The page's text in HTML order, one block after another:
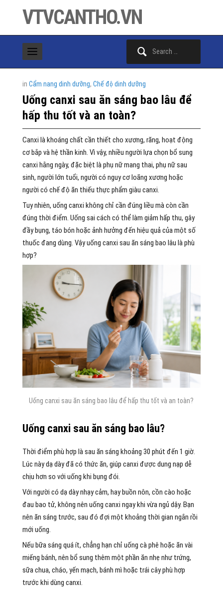
VTVCANTHO.VN
in Cẩm nang dinh dưỡng, Chế độ dinh dưỡng
Uống canxi sau ăn sáng bao lâu để
hấp thu tốt và an toàn?
Canxi là khoáng chất cần thiết cho xương, răng, hoạt động
cơ bắp và hệ thần kinh. Vì vậy, nhiều người lựa chọn bổ sung
canxi hằng ngày, đặc biệt là phụ nữ mang thai, phụ nữ sau
sinh, người lớn tuổi, người có nguy cơ loãng xương hoặc
người có chế độ ăn thiếu thực phẩm giàu canxi.
Tuy nhiên, uống canxi không chỉ cần đúng liều mà còn cần
đúng thời điểm. Uống sai cách có thể làm giảm hấp thu, gây
đầy bụng, táo bón hoặc ảnh hưởng đến hiệu quả của một số
thuốc đang dùng. Vậy uống canxi sau ăn sáng bao lâu là phù
hợp?
Uống canxi sau ăn sáng bao lâu để hấp thu tốt và an toàn?
Uống canxi sau ăn sáng bao lâu?
Thời điểm phù hợp là sau ăn sáng khoảng 30 phút đến 1 giờ.
Lúc này dạ dày đã có thức ăn, giúp canxi được dung nạp dễ
chịu hơn so với uống khi bụng đói.
Với người có dạ dày nhạy cảm, hay buồn nôn, cồn cào hoặc
đau bao tử, không nên uống canxi ngay khi vừa ngủ dậy. Bạn
nên ăn sáng trước, sau đó đợi một khoảng thời gian ngắn rồi
mới uống.
Nếu bữa sáng quá ít, chẳng hạn chỉ uống cà phê hoặc ăn vài
miếng bánh, nên bổ sung thêm một phần ăn nhẹ như trứng,
sữa chua, cháo, yến mạch, bánh mì hoặc trái cây phù hợp
trước khi dùng canxi.